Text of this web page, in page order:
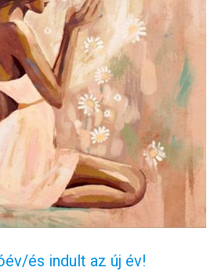
és indult az új év!